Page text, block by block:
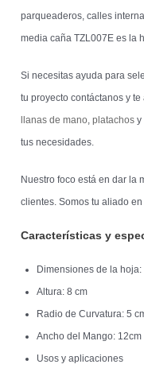
parqueaderos, calles
media caña TZL007E es la
Si necesitas ayuda para
tu proyecto contáctanos y
llanas de mano,platachos y
tus necesidades.
Nuestro foco está en dar la
clientes. Somos tu aliado
Características y
Dimensiones de la
Altura: 8 cm
Radio de Curvatura: 5
Ancho del Mango: 12cm
Usos y aplicaciones